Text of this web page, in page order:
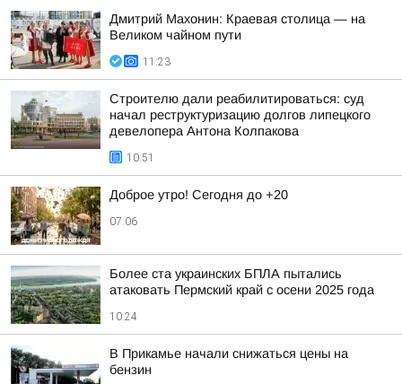
Дмитрий Махонин: Краевая столица — на
Великом чайном пути
11:23
Строителю дали реабилитироваться: суд
начал реструктуризацию долгов липецкого
девелопера Антона Колпакова
10:51
Доброе утро! Сегодня до +20
07:06
Более ста украинских БПЛА пытались
атаковать Пермский край с осени 2025 года
10:24
В Прикамье начали снижаться цены на
бензин